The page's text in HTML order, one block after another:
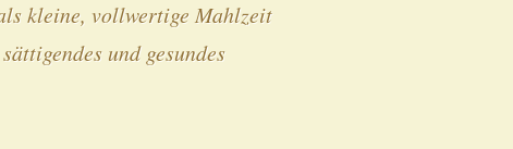
kleine, vollwertige Mahlzeit
und gesundes